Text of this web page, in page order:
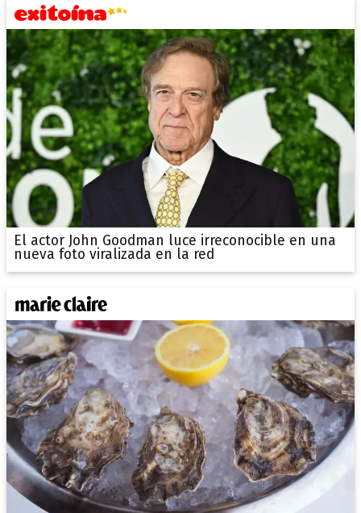
El actor John Goodman luce irreconocible en una
nueva foto viralizada en la red